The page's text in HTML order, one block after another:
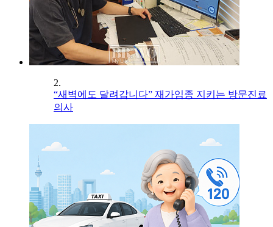
2.
“새벽에도 달려갑니다” 재가임종 지키는 방문진료
의사